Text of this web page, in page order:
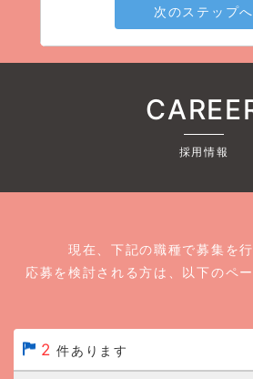
次のステップへ
採用情報
現在、下記の職種で募集を行
応募を検討される方は、以下のペ
2 件あります